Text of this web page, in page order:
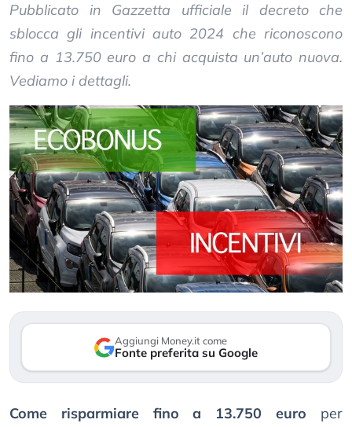
Pubblicato in Gazzetta ufficiale il decreto che
sblocca gli incentivi auto 2024 che riconoscono
fino a 13.750 euro a chi acquista un’auto nuova.
Vediamo i dettagli.
Aggiungi Money.it come
Fonte preferita su Google
Come risparmiare fino a 13.750 euro per